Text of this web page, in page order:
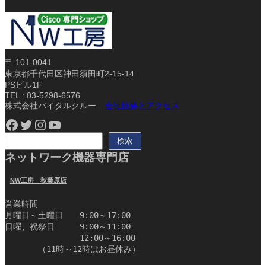
〒 101-0041
東京都千代田区神田須田町2-15-14
PSビル1F
TEL : 03-5298-6576
株式会社バイタルクルー 会社概要とアクセス
Facebook Twitter Instagram YouTube
索
検索
ネットワーク機器専門店
NW工房 秋葉原店
営業時間
月曜日～土曜日　　9:00～17:00
日曜、祝祭日　　　9:00～11:00
12:00～16:00
（11時～12時はお昼休み）